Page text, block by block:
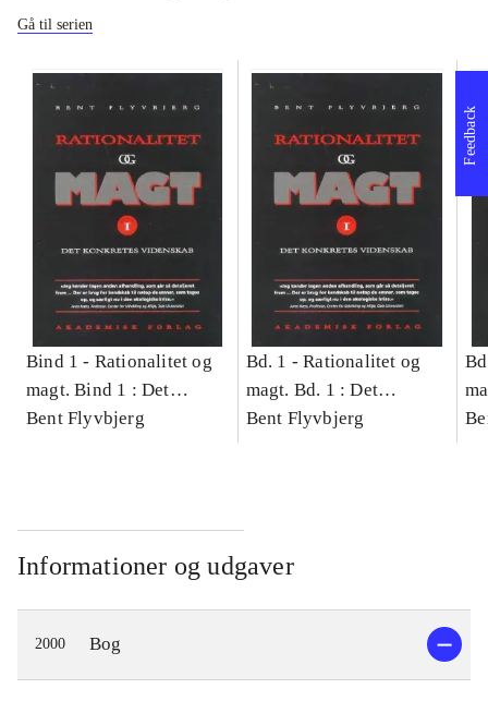
Gå til serien
Bind 1 - Rationalitet og
magt. Bind 1 : Det
konkretes videnskab
Bent Flyvbjerg
Bd. 1 -Rationalitet og
magt. Bd. 1 : Det
konkretes videnskab
Bent Flyvbjerg
Informationer og udgaver
2000 Bog
Feedback